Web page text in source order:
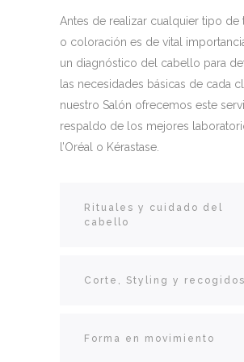
Antes de realizar cualquier tipo de
o coloración es de vital
un diagnóstico del cabello para
las necesidades básicas de cada
nuestro Salón ofrecemos este
respaldo de los mejores
l’Oréal o Kérastase.
Rituales y cuidado del
cabello
Corte, Styling y recogidos
Forma en movimiento